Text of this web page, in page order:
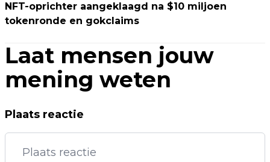
NFT-oprichter aangeklaagd na $10 miljoen
tokenronde en gokclaims
Laat mensen jouw
mening weten
Plaats reactie